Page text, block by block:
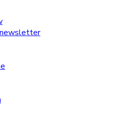
newsletter